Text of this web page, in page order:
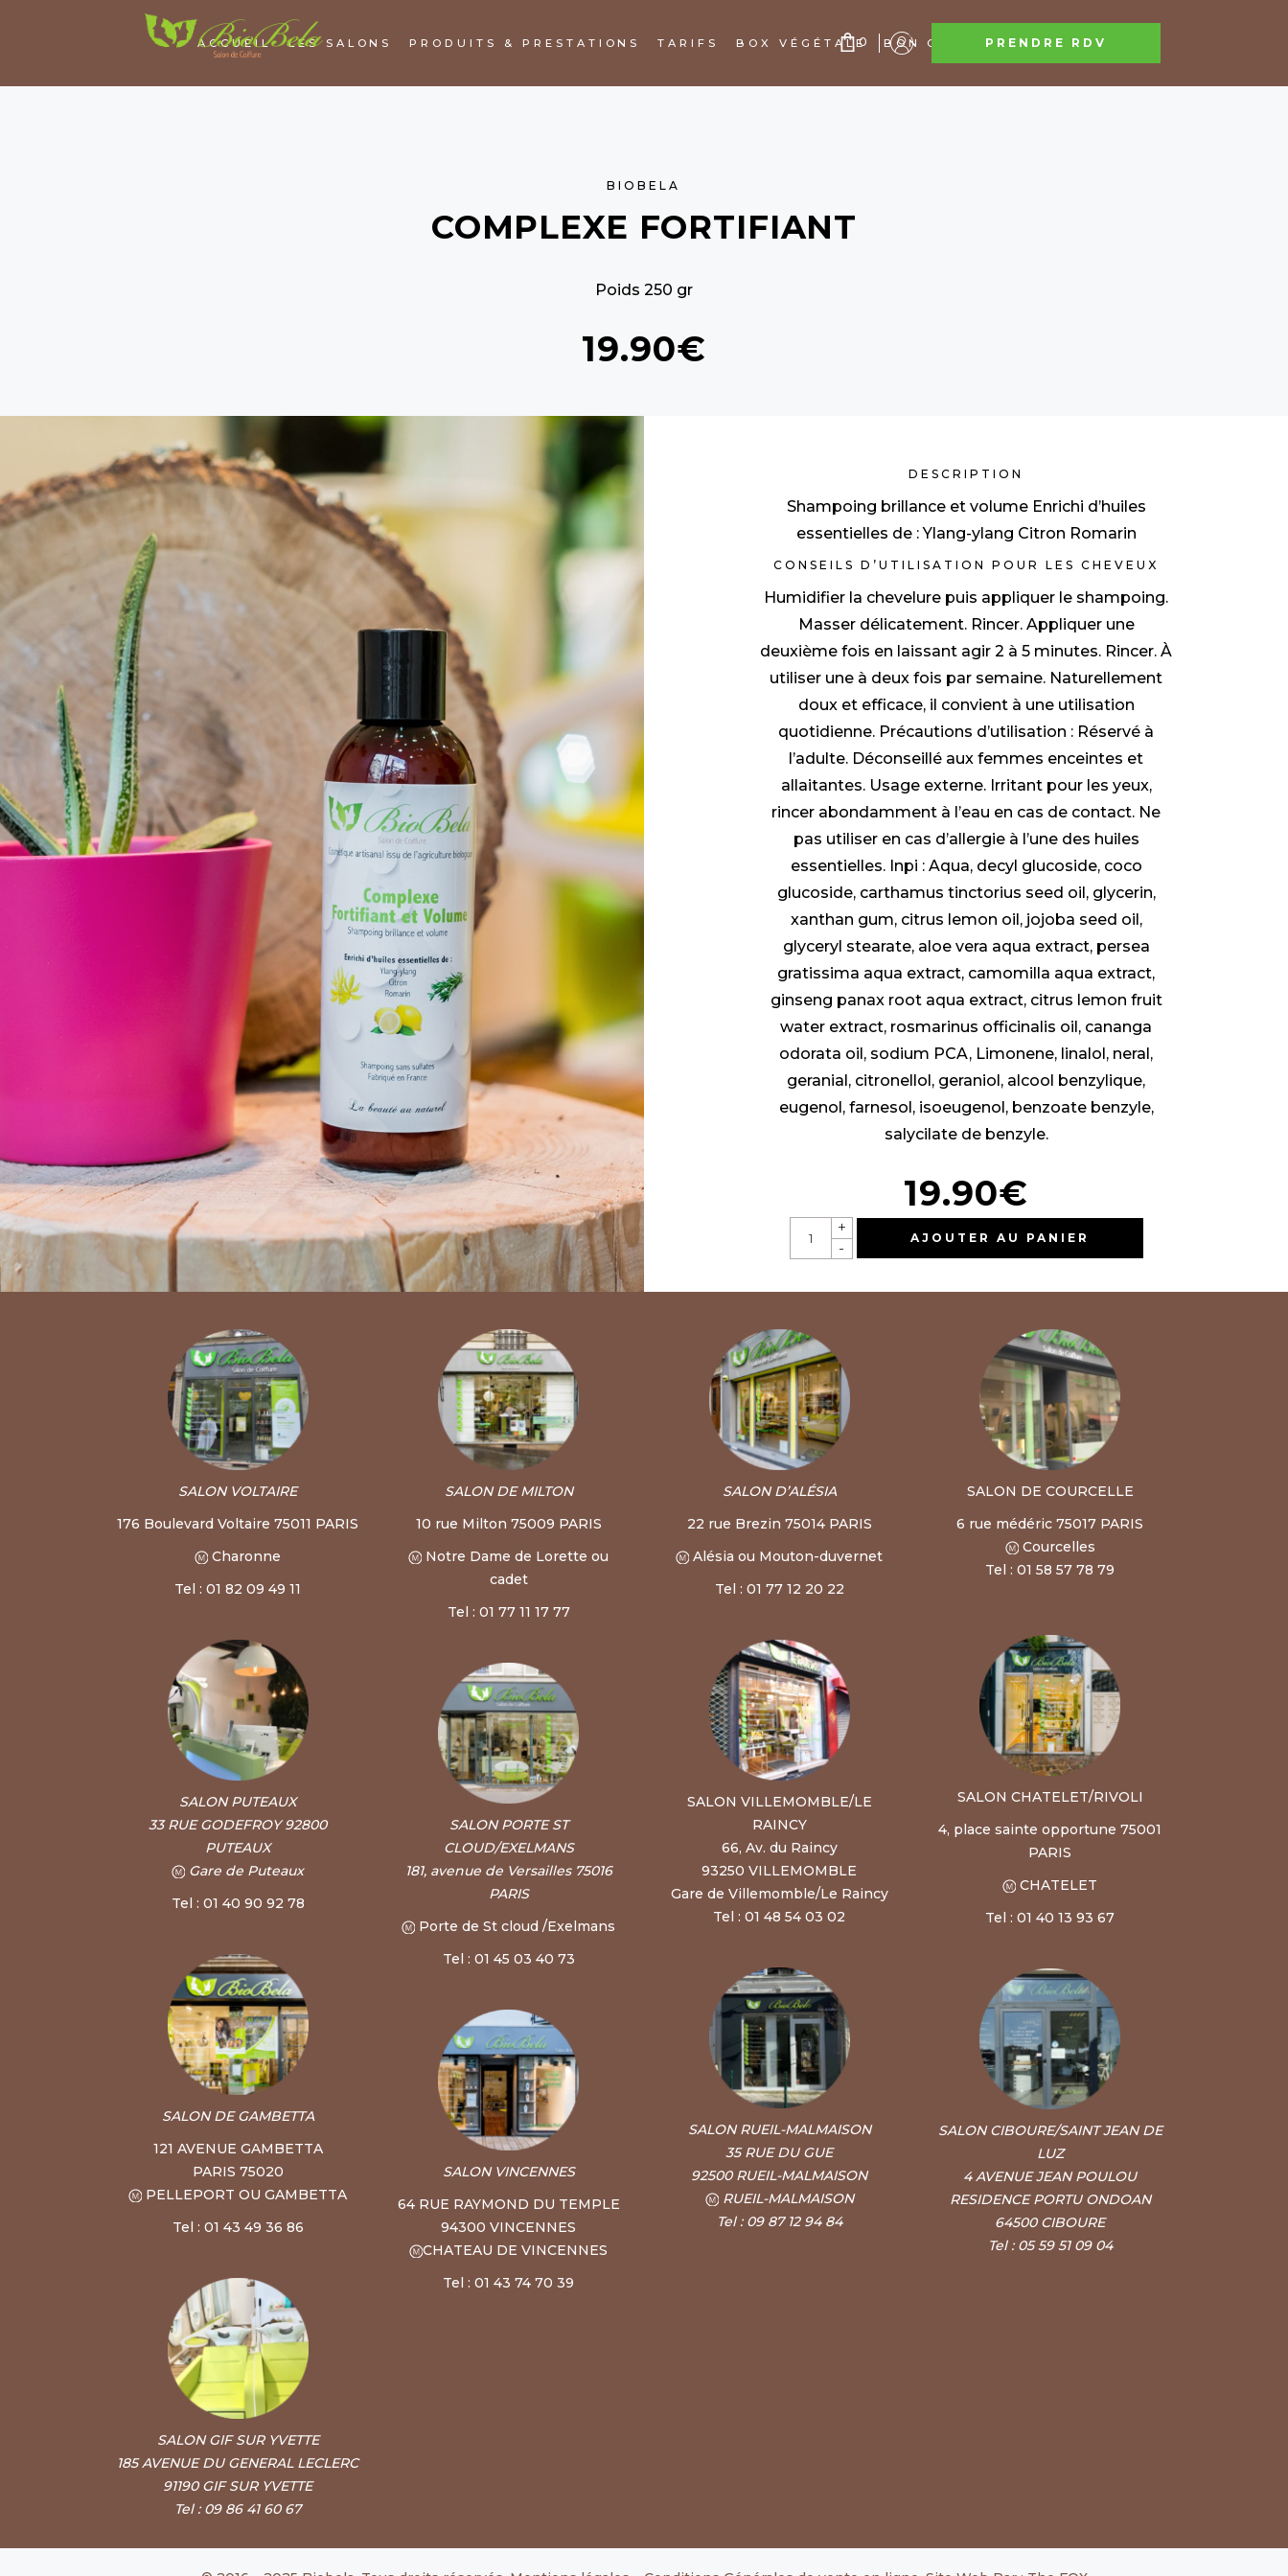
ACCUEIL LES SALONS PRODUITS & PRESTATIONS TARIFS BOX VÉGÉTALE BON CADEAU CONTACT
0 PRENDRE RDV
BIOBELA
COMPLEXE FORTIFIANT
Poids 250 gr
19.90€
DESCRIPTION
Shampoing brillance et volume Enrichi d’huiles
essentielles de : Ylang-ylang Citron Romarin
CONSEILS D’UTILISATION POUR LES CHEVEUX
Humidifier la chevelure puis appliquer le shampoing.
Masser délicatement. Rincer. Appliquer une
deuxième fois en laissant agir 2 à 5 minutes. Rincer. À
utiliser une à deux fois par semaine. Naturellement
doux et efficace, il convient à une utilisation
quotidienne. Précautions d’utilisation : Réservé à
l’adulte. Déconseillé aux femmes enceintes et
allaitantes. Usage externe. Irritant pour les yeux,
rincer abondamment à l’eau en cas de contact. Ne
pas utiliser en cas d’allergie à l’une des huiles
essentielles. Inpi : Aqua, decyl glucoside, coco
glucoside, carthamus tinctorius seed oil, glycerin,
xanthan gum, citrus lemon oil, jojoba seed oil,
glyceryl stearate, aloe vera aqua extract, persea
gratissima aqua extract, camomilla aqua extract,
ginseng panax root aqua extract, citrus lemon fruit
water extract, rosmarinus officinalis oil, cananga
odorata oil, sodium PCA, Limonene, linalol, neral,
geranial, citronellol, geraniol, alcool benzylique,
eugenol, farnesol, isoeugenol, benzoate benzyle,
salycilate de benzyle.
19.90€
-
+
AJOUTER AU PANIER
SALON VOLTAIRE
176 Boulevard Voltaire 75011 PARIS
Charonne
Tel : 01 82 09 49 11
SALON PUTEAUX
33 RUE GODEFROY 92800
PUTEAUX
Gare de Puteaux
Tel : 01 40 90 92 78
SALON DE GAMBETTA
121 AVENUE GAMBETTA
PARIS 75020
PELLEPORT OU GAMBETTA
Tel : 01 43 49 36 86
SALON GIF SUR YVETTE
185 AVENUE DU GENERAL LECLERC
91190 GIF SUR YVETTE
Tel : 09 86 41 60 67
SALON DE MILTON
10 rue Milton 75009 PARIS
Notre Dame de Lorette ou
cadet
Tel : 01 77 11 17 77
SALON PORTE ST
CLOUD/EXELMANS
181, avenue de Versailles 75016
PARIS
Porte de St cloud /Exelmans
Tel : 01 45 03 40 73
SALON VINCENNES
64 RUE RAYMOND DU TEMPLE
94300 VINCENNES
CHATEAU DE VINCENNES
Tel : 01 43 74 70 39
SALON D’ALÉSIA
22 rue Brezin 75014 PARIS
Alésia ou Mouton-duvernet
Tel : 01 77 12 20 22
SALON VILLEMOMBLE/LE
RAINCY
66, Av. du Raincy
93250 VILLEMOMBLE
Gare de Villemomble/Le Raincy
Tel : 01 48 54 03 02
SALON RUEIL-MALMAISON
35 RUE DU GUE
92500 RUEIL-MALMAISON
RUEIL-MALMAISON
Tel : 09 87 12 94 84
SALON DE COURCELLE
6 rue médéric 75017 PARIS
Courcelles
Tel : 01 58 57 78 79
SALON CHATELET/RIVOLI
4, place sainte opportune 75001
PARIS
CHATELET
Tel : 01 40 13 93 67
SALON CIBOURE/SAINT JEAN DE
LUZ
4 AVENUE JEAN POULOU
RESIDENCE PORTU ONDOAN
64500 CIBOURE
Tel : 05 59 51 09 04